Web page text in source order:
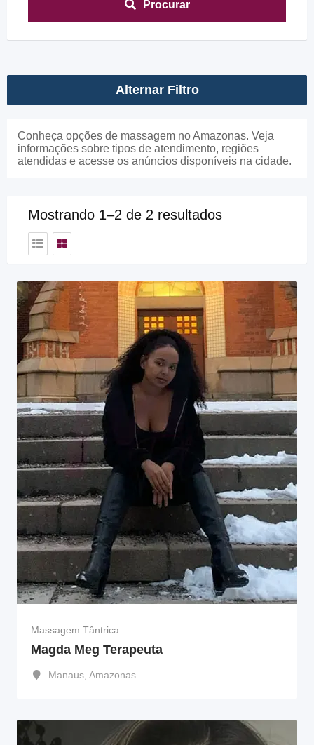
Procurar
Alternar Filtro
Conheça opções de massagem no Amazonas. Veja
informações sobre tipos de atendimento, regiões
atendidas e acesse os anúncios disponíveis na cidade.
Mostrando 1–2 de 2 resultados
Massagem Tântrica
Magda Meg Terapeuta
Manaus, Amazonas